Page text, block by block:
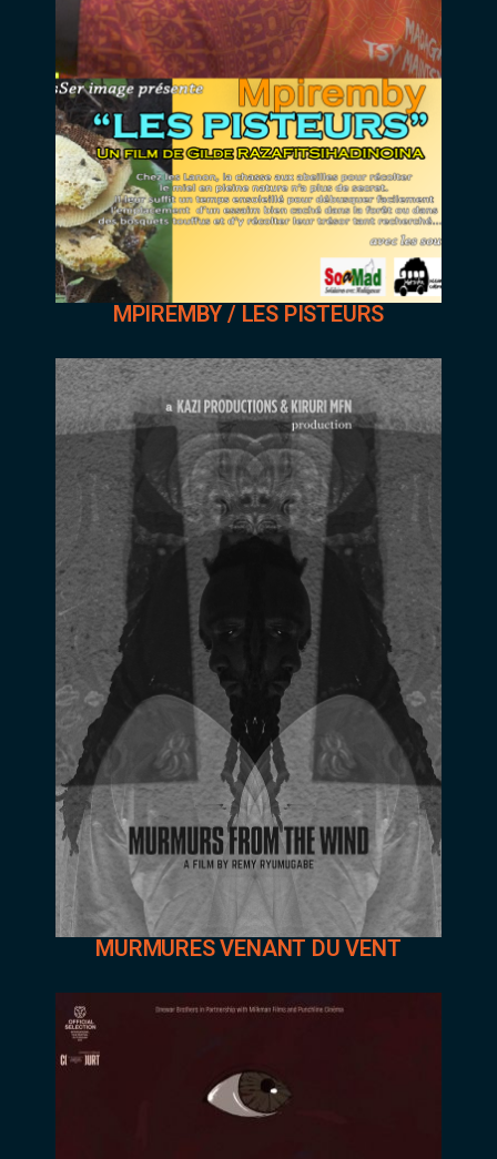
MPIREMBY / LES PISTEURS
MURMURES VENANT DU VENT